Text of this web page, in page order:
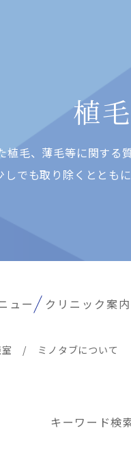
植
⽑、薄⽑等に関する
しでも取り除くととも
ュー クリニック案内
/ ミノタブについて
キーワード検